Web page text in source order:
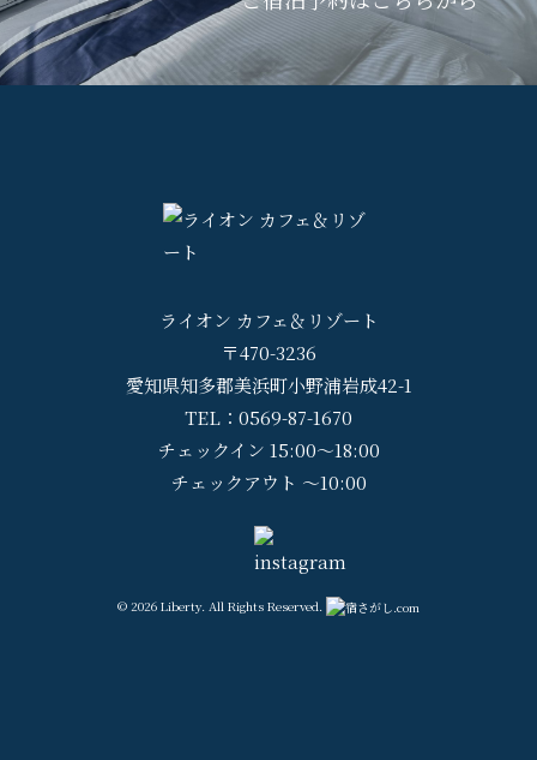
ライオン カフェ＆リゾート
〒470-3236
愛知県知多郡美浜町小野浦岩成42-1
TEL：0569-87-1670
チェックイン 15:00～18:00
チェックアウト ～10:00
© 2026 Liberty. All Rights Reserved.